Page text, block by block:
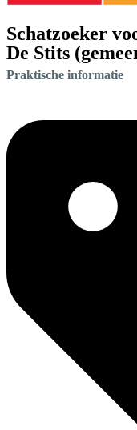
Schatzoeker
De Stits
Praktische informatie